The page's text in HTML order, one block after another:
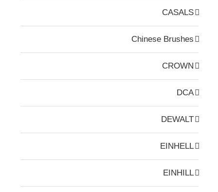
CASALS
Chinese Brushes
CROWN
DCA
DEWALT
EINHELL
EINHILL